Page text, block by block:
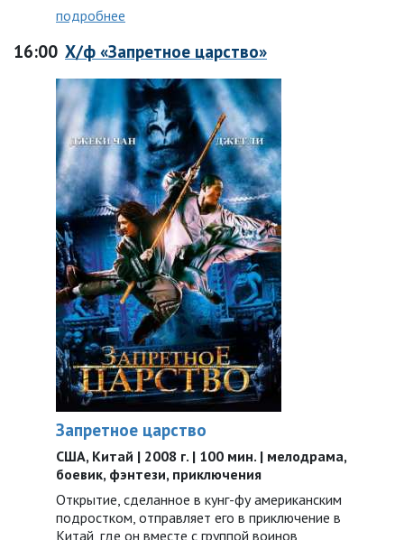
подробнее
16:00 Х/ф «Запретное царство»
Запретное царство
США, Китай | 2008 г. | 100 мин. | мелодрама,
боевик, фэнтези, приключения
Открытие, сделанное в кунг-фу американским
подростком, отправляет его в приключение в
Китай, где он вместе с группой воинов